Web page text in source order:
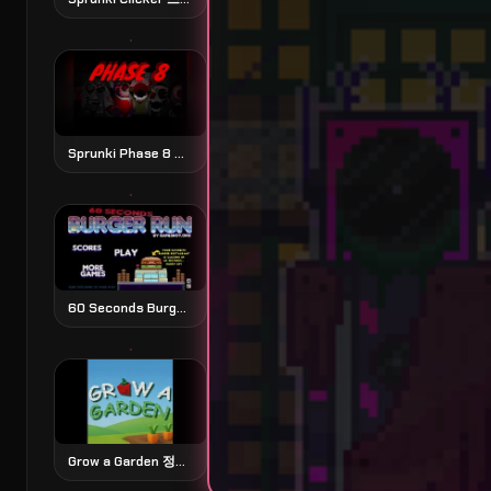
Sprunki Phase 8 스프룽키 페이즈 8
60 Seconds Burger Run 60초 버거 런
Grow a Garden 정원 가꾸기 시뮬레이션